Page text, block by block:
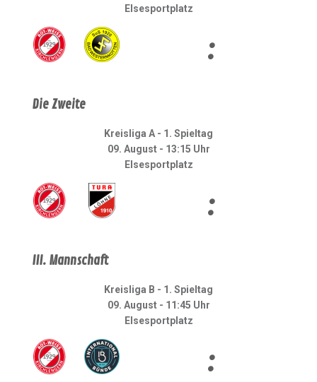
Elsesportplatz
:
Die Zweite
Kreisliga A - 1. Spieltag
09. August - 13:15 Uhr
Elsesportplatz
:
III. Mannschaft
Kreisliga B - 1. Spieltag
09. August - 11:45 Uhr
Elsesportplatz
: